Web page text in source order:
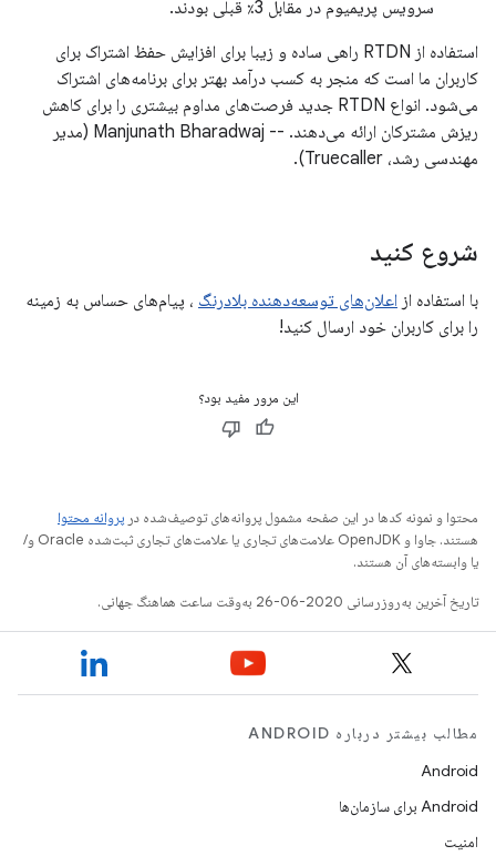
سرویس پریمیوم در مقابل 3٪ قبلی بودند.
استفاده از RTDN راهی ساده و زیبا برای افزایش حفظ اشتراک برای
کاربران ما است که منجر به کسب درآمد بهتر برای برنامه‌های اشتراک
می‌شود. انواع RTDN جدید فرصت‌های مداوم بیشتری را برای کاهش
ریزش مشترکان ارائه می‌دهند. -- Manjunath Bharadwaj (مدیر
مهندسی رشد، Truecaller).
شروع کنید
با استفاده از اعلان‌های توسعه‌دهنده بلادرنگ ، پیام‌های حساس به زمینه
را برای کاربران خود ارسال کنید!
این مرور مفید بود؟
محتوا و نمونه کدها در این صفحه مشمول پروانه‌های توصیف‌شده در پروانه محتوا
هستند. جاوا و OpenJDK علامت‌های تجاری یا علامت‌های تجاری ثبت‌شده Oracle و/
یا وابسته‌های آن هستند.
تاریخ آخرین به‌روزرسانی 2020-06-26 به‌وقت ساعت هماهنگ جهانی.
مطالب بیشتر درباره ANDROID
Android
Android برای سازمان‌ها
امنیت